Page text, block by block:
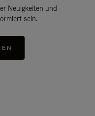
Neuigkeiten und
sein.